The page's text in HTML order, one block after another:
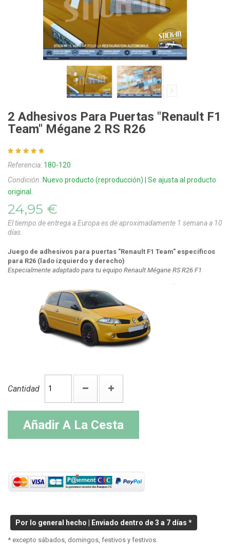
2 Adhesivos Para Puertas "Renault F1
Team" Mégane 2 RS R26
Referencia: 180-120
Condición: Nuevo producto (reproducción) | Se ajusta al producto
original.
24,95 €
El tiempo de entrega a Europa es de aproximadamente 1 semana a 10
días.
Juego de adhesivos para puertas "Renault F1 Team" específicos
para R26 (lado izquierdo y derecho)
Especialmente adaptado para tu equipo Renault Mégane RS R26 F1
Cantidad
Añadir A La Cesta
Por lo general hecho | Enviado dentro de 3 a 7 días *
* excepto sábados, domingos, festivos y festivos.